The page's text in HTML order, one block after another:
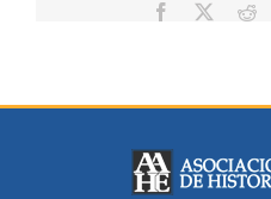
Facebook